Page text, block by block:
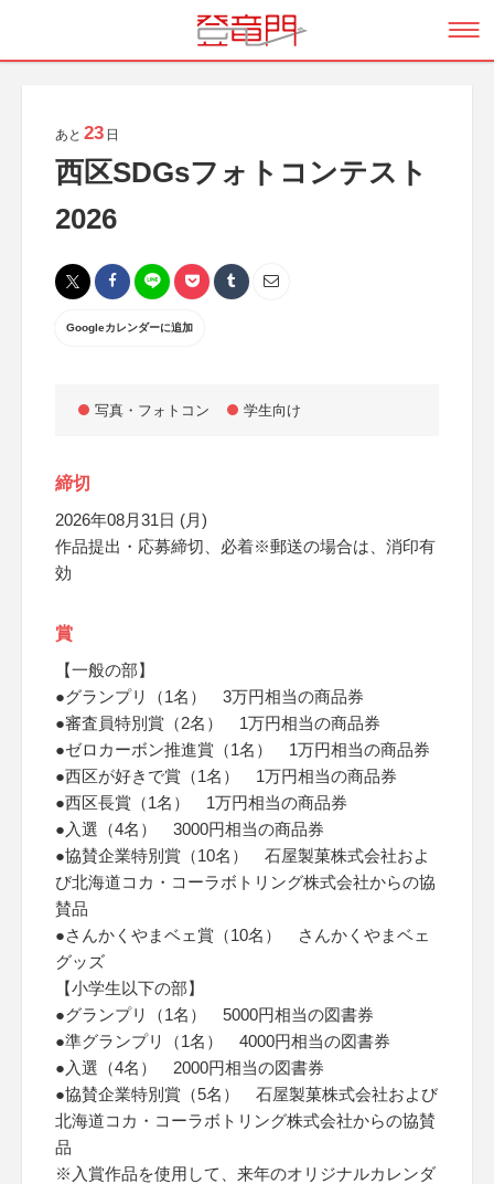
あと 23 日
西区SDGsフォトコンテスト
2026
Googleカレンダーに追加
写真・フォトコン 学生向け
締切
2026年08月31日 (月)
作品提出・応募締切、必着※郵送の場合は、消印有
効
賞
【一般の部】
●グランプリ（1名） 3万円相当の商品券
●審査員特別賞（2名） 1万円相当の商品券
●ゼロカーボン推進賞（1名） 1万円相当の商品券
●西区が好きで賞（1名） 1万円相当の商品券
●西区長賞（1名） 1万円相当の商品券
●入選（4名） 3000円相当の商品券
●協賛企業特別賞（10名） 石屋製菓株式会社およ
び北海道コカ・コーラボトリング株式会社からの協
賛品
●さんかくやまベェ賞（10名） さんかくやまベェ
グッズ
【小学生以下の部】
●グランプリ（1名） 5000円相当の図書券
●準グランプリ（1名） 4000円相当の図書券
●入選（4名） 2000円相当の図書券
●協賛企業特別賞（5名） 石屋製菓株式会社および
北海道コカ・コーラボトリング株式会社からの協賛
品
※入賞作品を使用して、来年のオリジナルカレンダ